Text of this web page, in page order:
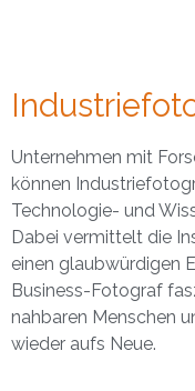
Unternehmen mit
können
Technologie- und
Dabei vermittelt die
einen glaubwürdigen
Business-Fotograf
nahbaren Menschen
wieder aufs Neue.